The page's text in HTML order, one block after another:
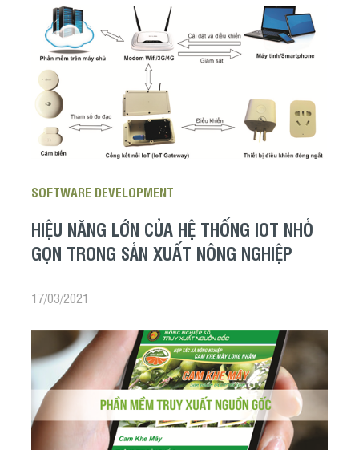
SOFTWARE DEVELOPMENT
HIỆU NĂNG LỚN CỦA HỆ THỐNG IOT NHỎ
GỌN TRONG SẢN XUẤT NÔNG NGHIỆP
17/03/2021